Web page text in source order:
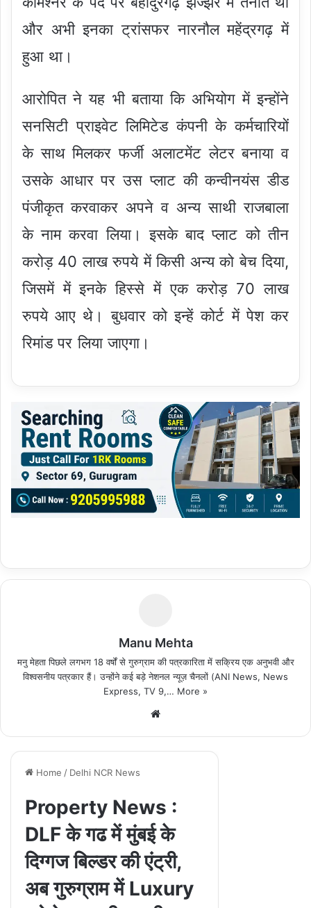
और अभी इनका ट्रांसफर नारनौल महेंद्रगढ़ में
हुआ था।
आरोपित ने यह भी बताया कि अभियोग में इन्होंने
सनसिटी प्राइवेट लिमिटेड कंपनी के कर्मचारियों
के साथ मिलकर फर्जी अलाटमेंट लेटर बनाया व
उसके आधार पर उस प्लाट की कन्वीनयंस डीड
पंजीकृत करवाकर अपने व अन्य साथी राजबाला
के नाम करवा लिया। इसके बाद प्लाट को तीन
करोड़ 40 लाख रुपये में किसी अन्य को बेच दिया,
जिसमें में इनके हिस्से में एक करोड़ 70 लाख
रुपये आए थे। बुधवार को इन्हें कोर्ट में पेश कर
रिमांड पर लिया जाएगा।
Manu Mehta
मनु मेहता पिछले लगभग 18 वर्षों से गुरुग्राम की पत्रकारिता में सक्रिय एक अनुभवी और
विश्वसनीय पत्रकार हैं। उन्होंने कई बड़े नेशनल न्यूज़ चैनलों (ANI News, News
Express, TV 9,… More »